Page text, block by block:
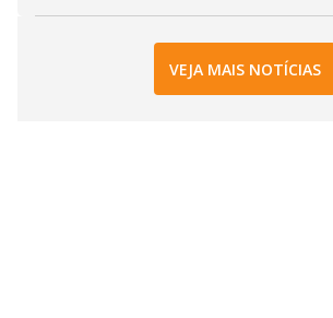
VEJA MAIS NOTÍCIAS